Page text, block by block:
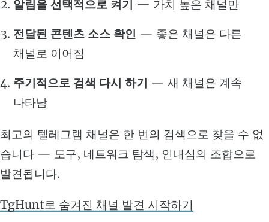
알림을 선택적으로 켜기 — 가치 높은 채널만
전달된 콘텐츠 소스 확인 — 좋은 채널은 다른
채널로 이어짐
주기적으로 검색 다시 하기 — 새 채널은 계속
나타남
최고의 텔레그램 채널은 한 번의 검색으로 찾을 수 없
습니다 — 도구, 네트워크 탐색, 인내심의 조합으로
발견됩니다.
TgHunt로 숨겨진 채널 발견 시작하기